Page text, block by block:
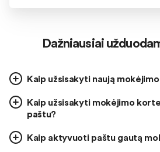
Dažniausiai
Kaip užsisakyti naują
Kaip užsisakyti mokėjimo
paštu?
Kaip aktyvuoti paštu gautą